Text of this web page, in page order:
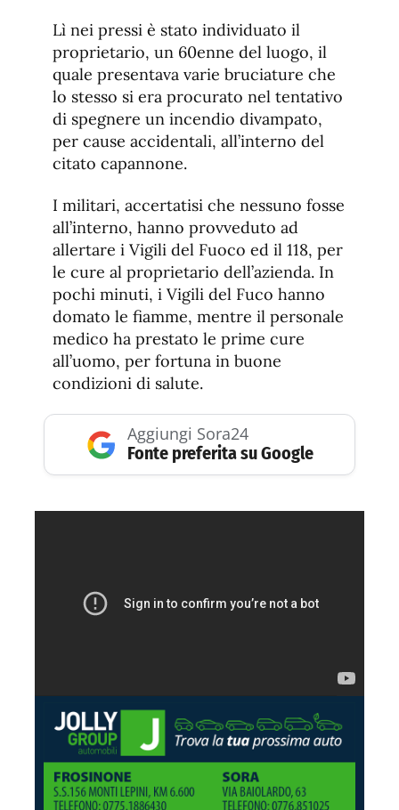
Lì nei pressi è stato individuato il
proprietario, un 60enne del luogo, il
quale presentava varie bruciature che
lo stesso si era procurato nel tentativo
di spegnere un incendio divampato,
per cause accidentali, all’interno del
citato capannone.
I militari, accertatisi che nessuno fosse
all’interno, hanno provveduto ad
allertare i Vigili del Fuoco ed il 118, per
le cure al proprietario dell’azienda. In
pochi minuti, i Vigili del Fuco hanno
domato le fiamme, mentre il personale
medico ha prestato le prime cure
all’uomo, per fortuna in buone
condizioni di salute.
Aggiungi Sora24
Fonte preferita su Google